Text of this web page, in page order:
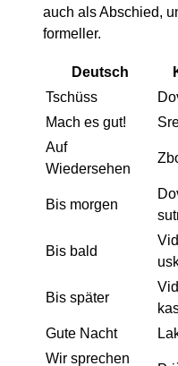
auch als Abschied,
formeller.
Deutsch
Tschüss
Mach es gut!
Auf
Wiedersehen
Bis morgen
Bis bald
Bis später
Gute Nacht
Wir sprechen